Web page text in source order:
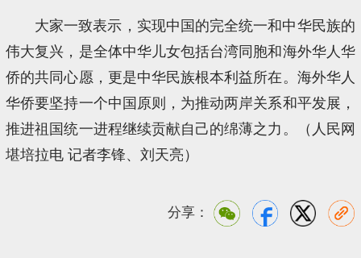
大家一致表示，实现中国的完全统一和中华民族的
伟大复兴，是全体中华儿女包括台湾同胞和海外华人华
侨的共同心愿，更是中华民族根本利益所在。海外华人
华侨要坚持一个中国原则，为推动两岸关系和平发展，
推进祖国统一进程继续贡献自己的绵薄之力。（人民网
堪培拉电 记者李锋、刘天亮）
分享：